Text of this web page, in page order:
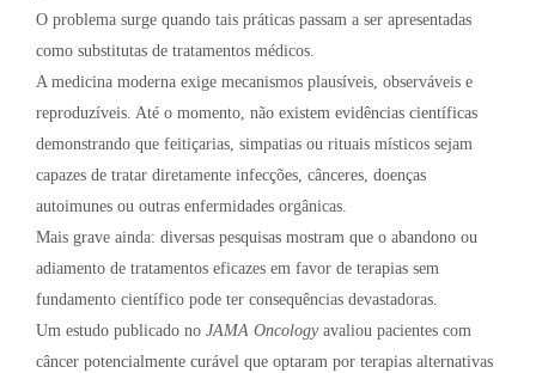
O problema surge quando tais práticas passam a ser apresentadas
como substitutas de tratamentos médicos.
A medicina moderna exige mecanismos plausíveis, observáveis e
reproduzíveis. Até o momento, não existem evidências científicas
demonstrando que feitiçarias, simpatias ou rituais místicos sejam
capazes de tratar diretamente infecções, cânceres, doenças
autoimunes ou outras enfermidades orgânicas.
Mais grave ainda: diversas pesquisas mostram que o abandono ou
adiamento de tratamentos eficazes em favor de terapias sem
fundamento científico pode ter consequências devastadoras.
Um estudo publicado no JAMA Oncologyavaliou pacientes com
câncer potencialmente curável que optaram por terapias alternativas